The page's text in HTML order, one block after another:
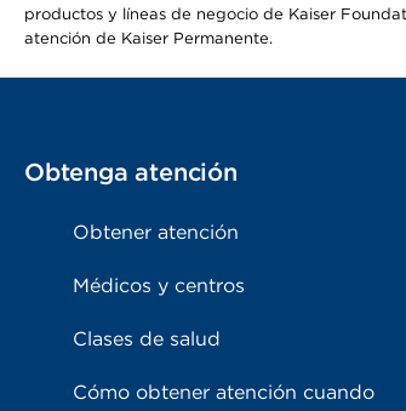
productos y líneas de negocio de Kaiser
atención de Kaiser Permanente.
Obtenga atención
Obtener atención
Médicos y centros
Clases de salud
Cómo obtener atención cuando